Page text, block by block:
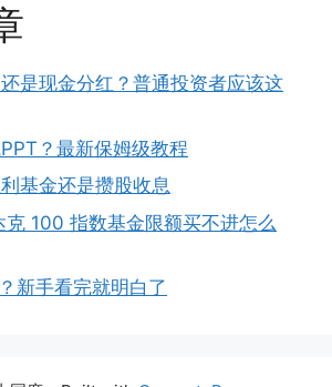
是现金分红？普通投资者应该这
？最新保姆级教程
基金还是攒股收息
克 100 指数基金限额买不进怎么
新手看完就明白了